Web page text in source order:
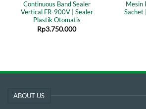
Continuous Band Sealer
Vertical FR-900V | Sealer
Plastik Otomatis
Rp3.750.000
Mesin
Sachet
ABOUT US